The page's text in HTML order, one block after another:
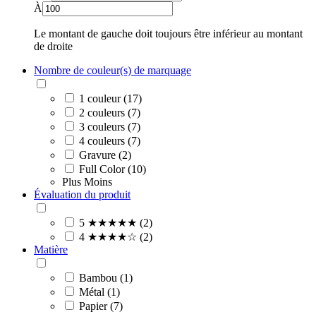
À
Le montant de gauche doit toujours être inférieur au montant
de droite
Nombre de couleur(s) de marquage
1 couleur (17)
2 couleurs (7)
3 couleurs (7)
4 couleurs (7)
Gravure (2)
Full Color (10)
Plus Moins
Évaluation du produit
5 ★★★★★ (2)
4 ★★★★☆ (2)
Matière
Bambou (1)
Métal (1)
Papier (7)